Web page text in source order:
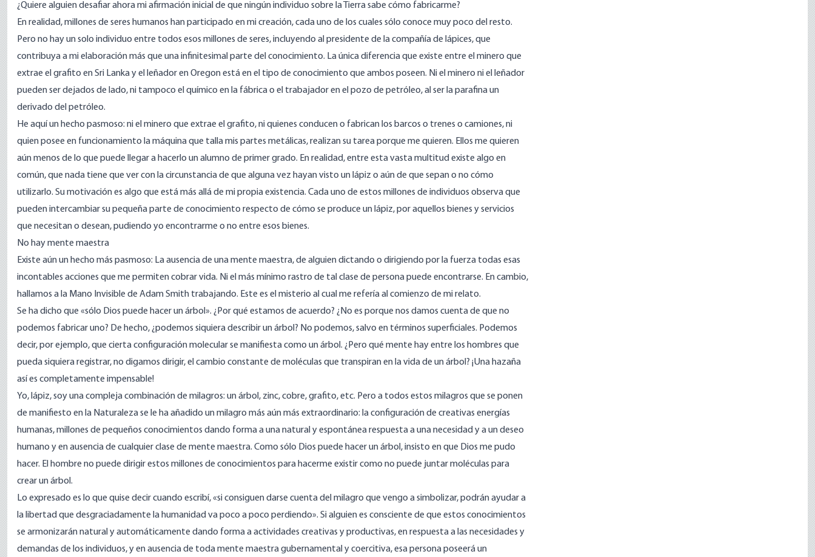
¿Quiere alguien desafiar ahora mi afirmación inicial de que ningún individuo sobre la Tierra sabe cómo fabricarme?
En realidad, millones de seres humanos han participado en mi creación, cada uno de los cuales sólo conoce muy poco del resto.
Pero no hay un solo individuo entre todos esos millones de seres, incluyendo al presidente de la compañía de lápices, que
contribuya a mi elaboración más que una infinitesimal parte del conocimiento. La única diferencia que existe entre el minero que
extrae el grafito en Sri Lanka y el leñador en Oregon está en el tipo de conocimiento que ambos poseen. Ni el minero ni el leñador
pueden ser dejados de lado, ni tampoco el químico en la fábrica o el trabajador en el pozo de petróleo, al ser la parafina un
derivado del petróleo.
He aquí un hecho pasmoso: ni el minero que extrae el grafito, ni quienes conducen o fabrican los barcos o trenes o camiones, ni
quien posee en funcionamiento la máquina que talla mis partes metálicas, realizan su tarea porque me quieren. Ellos me quieren
aún menos de lo que puede llegar a hacerlo un alumno de primer grado. En realidad, entre esta vasta multitud existe algo en
común, que nada tiene que ver con la circunstancia de que alguna vez hayan visto un lápiz o aún de que sepan o no cómo
utilizarlo. Su motivación es algo que está más allá de mi propia existencia. Cada uno de estos millones de individuos observa que
pueden intercambiar su pequeña parte de conocimiento respecto de cómo se produce un lápiz, por aquellos bienes y servicios
que necesitan o desean, pudiendo yo encontrarme o no entre esos bienes.
No hay mente maestra
Existe aún un hecho más pasmoso: La ausencia de una mente maestra, de alguien dictando o dirigiendo por la fuerza todas esas
incontables acciones que me permiten cobrar vida. Ni el más mínimo rastro de tal clase de persona puede encontrarse. En cambio,
hallamos a la Mano Invisible de Adam Smith trabajando. Este es el misterio al cual me refería al comienzo de mi relato.
Se ha dicho que «sólo Dios puede hacer un árbol». ¿Por qué estamos de acuerdo? ¿No es porque nos damos cuenta de que no
podemos fabricar uno? De hecho, ¿podemos siquiera describir un árbol? No podemos, salvo en términos superficiales. Podemos
decir, por ejemplo, que cierta configuración molecular se manifiesta como un árbol. ¿Pero qué mente hay entre los hombres que
pueda siquiera registrar, no digamos dirigir, el cambio constante de moléculas que transpiran en la vida de un árbol? ¡Una hazaña
así es completamente impensable!
Yo, lápiz, soy una compleja combinación de milagros: un árbol, zinc, cobre, grafito, etc. Pero a todos estos milagros que se ponen
de manifiesto en la Naturaleza se le ha añadido un milagro más aún más extraordinario: la configuración de creativas energías
humanas, millones de pequeños conocimientos dando forma a una natural y espontánea respuesta a una necesidad y a un deseo
humano y en ausencia de cualquier clase de mente maestra. Como sólo Dios puede hacer un árbol, insisto en que Dios me pudo
hacer. El hombre no puede dirigir estos millones de conocimientos para hacerme existir como no puede juntar moléculas para
crear un árbol.
Lo expresado es lo que quise decir cuando escribí, «si consiguen darse cuenta del milagro que vengo a simbolizar, podrán ayudar a
la libertad que desgraciadamente la humanidad va poco a poco perdiendo». Si alguien es consciente de que estos conocimientos
se armonizarán natural y automáticamente dando forma a actividades creativas y productivas, en respuesta a las necesidades y
demandas de los individuos, y en ausencia de toda mente maestra gubernamental y coercitiva, esa persona poseerá un